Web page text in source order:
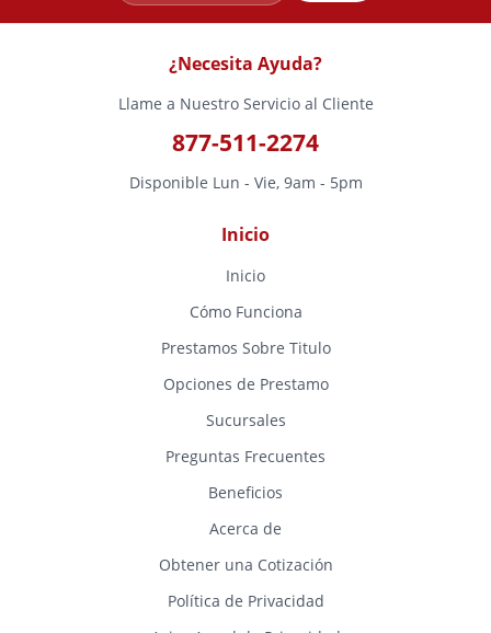
¿Necesita Ayuda?
Llame a Nuestro Servicio al Cliente
877-511-2274
Disponible Lun - Vie, 9am - 5pm
Inicio
Inicio
Cómo Funciona
Prestamos Sobre Titulo
Opciones de Prestamo
Sucursales
Preguntas Frecuentes
Beneficios
Acerca de
Obtener una Cotización
Política de Privacidad